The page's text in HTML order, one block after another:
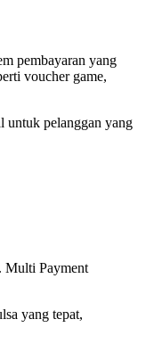
pembayaran yang
voucher game,
untuk pelanggan yang
Multi Payment
yang tepat,